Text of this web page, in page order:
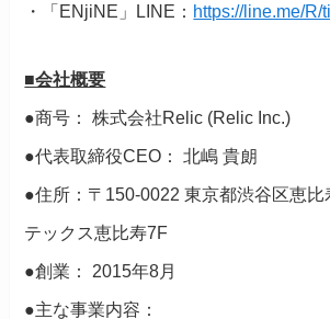
・「ENjiNE」LINE： https://line.me/
■会社概要
●商号： 株式会社Relic (Relic Inc.)
●代表取締役CEO： 北嶋 貴朗
●住所：〒150-0022 東京都渋谷区恵比
テックス恵比寿7F
●創業： 2015年8月
●主な事業内容：